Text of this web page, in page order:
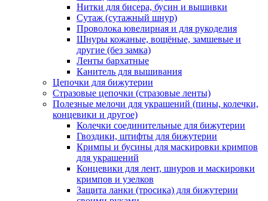
Нитки для бисера, бусин и вышивки
Сутаж (сутажный шнур)
Проволока ювелирная и для рукоделия
Шнуры кожаные, вощёные, замшевые и
другие (без замка)
Ленты бархатные
Канитель для вышивания
Цепочки для бижутерии
Стразовые цепочки (стразовые ленты)
Полезные мелочи для украшений (пины, колечки,
концевики и другое)
Колечки соединительные для бижутерии
Гвоздики, штифты для бижутерии
Кримпы и бусины для маскировки кримпов
для украшений
Концевики для лент, шнуров и маскировки
кримпов и узелков
Защита ланки (тросика) для бижутерии